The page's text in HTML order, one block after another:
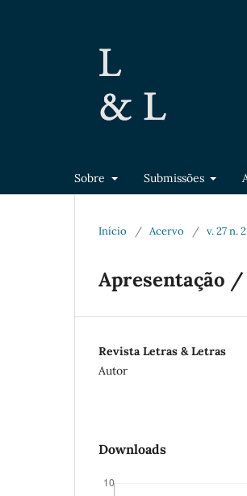
Sobre Submissões
Início / Acervo / v. 27 n.
Apresentação
Revista Letras & Letras
Autor
Downloads